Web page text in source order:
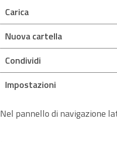
Carica
Nuova cartella
Condividi
Impostazioni
Nel pannello di navigazione